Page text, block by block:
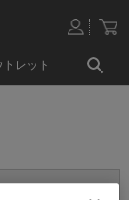
トレット